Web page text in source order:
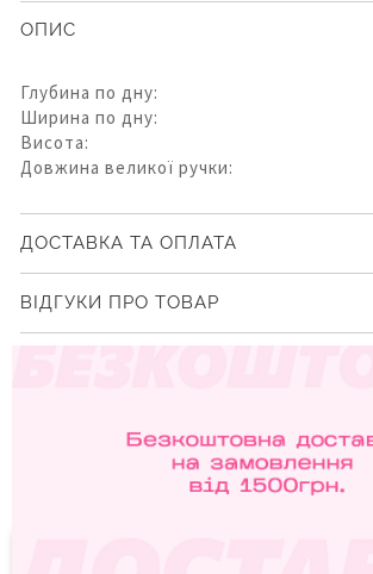
ОПИС
Глубина по дну:
Ширина по дну:
Висота:
Довжина великої ручки:
ДОСТАВКА ТА ОПЛАТА
ВІДГУКИ ПРО ТОВАР